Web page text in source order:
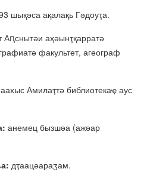
шықәса ақалақь Гәдоуҭа.
Аԥснытәи аҳәынҭқарратә
факультет, агеограф
Амилаҭтә библиотекаҿ аус
анемец бызшәа (ажәар
дҭаацәараӡам.